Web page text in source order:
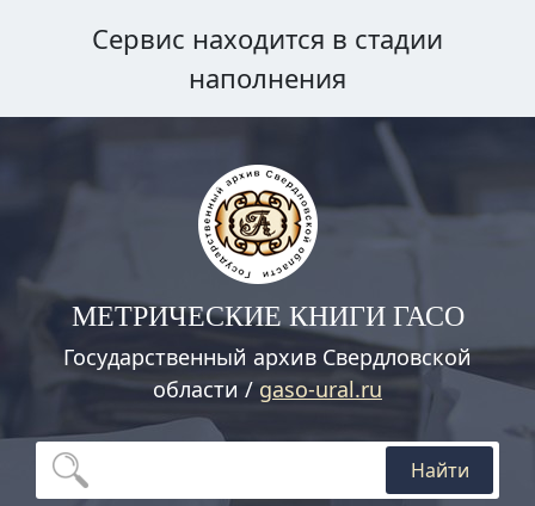
Сервис находится в стадии
наполнения
МЕТРИЧЕСКИЕ КНИГИ ГАСО
Государственный архив Свердловской
области / gaso-ural.ru
Найти